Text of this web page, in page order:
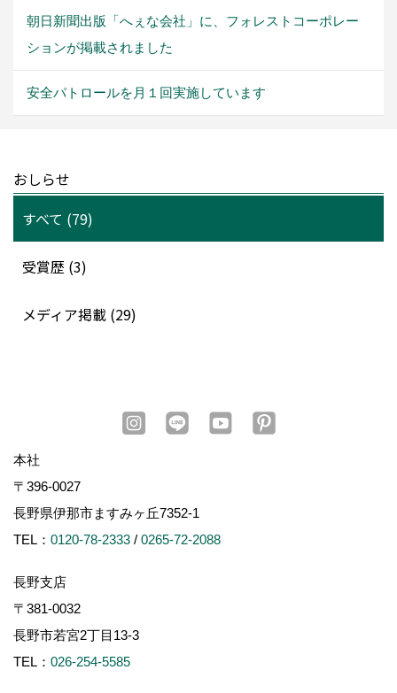
朝日新聞出版「へぇな会社」に、フォレストコーポレー
ションが掲載されました
安全パトロールを月１回実施しています
おしらせ
すべて (79)
受賞歴 (3)
メディア掲載 (29)
本社
〒396-0027
長野県伊那市ますみヶ丘7352-1
TEL： 0120-78-2333 / 0265-72-2088
長野支店
〒381-0032
長野市若宮2丁目13-3
TEL： 026-254-5585